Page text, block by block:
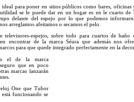
para poner en sitios públicos como bares, oficinas
se le puede dar en un hogar es en le cuarto de
delante del espejo por lo que podemos
arreglamos afeitamos o secamos el pelo.
televisores-espejos, sobre todo para cuartos de baño
encontrar de la marcaSéura que además nos
para que quede integrado perfectamente en la
el de la marca
que en poco
marcas lanzarán
One que Tubor
funcionando se